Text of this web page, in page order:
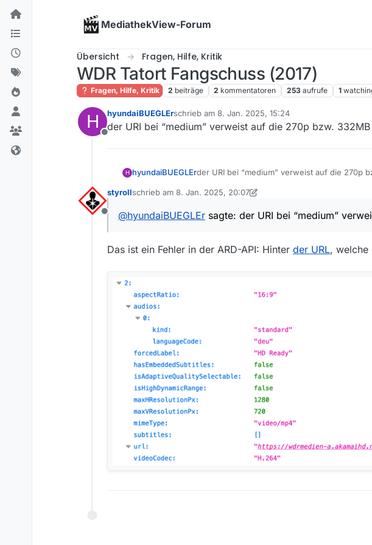
Skip to content
MediathekView-Forum
Übersicht Fragen, Hilfe, Kritik
WDR Tatort Fangschuss (2017)
Fragen, Hilfe, Kritik 2 beiträge 2 kommentatoren 253 aufrufe 1
H
Offline
hyundaiBUEGLErschrieb am 8. Jan. 2025, 15:24
zuletzt editiert von
der URI bei “medium” verweist auf die 270p bzw.
H hyundaiBUEGLErder URI bei “medium” verweist auf die 270p
Offline
styrollschrieb am 8. Jan. 2025, 20:07
zuletzt editiert von styroll 1. Aug. 2025, 21:08
@hyundaiBUEGLEr sagte: der URI bei “medium”
Das ist ein Fehler in der ARD-API: Hinter der URL,